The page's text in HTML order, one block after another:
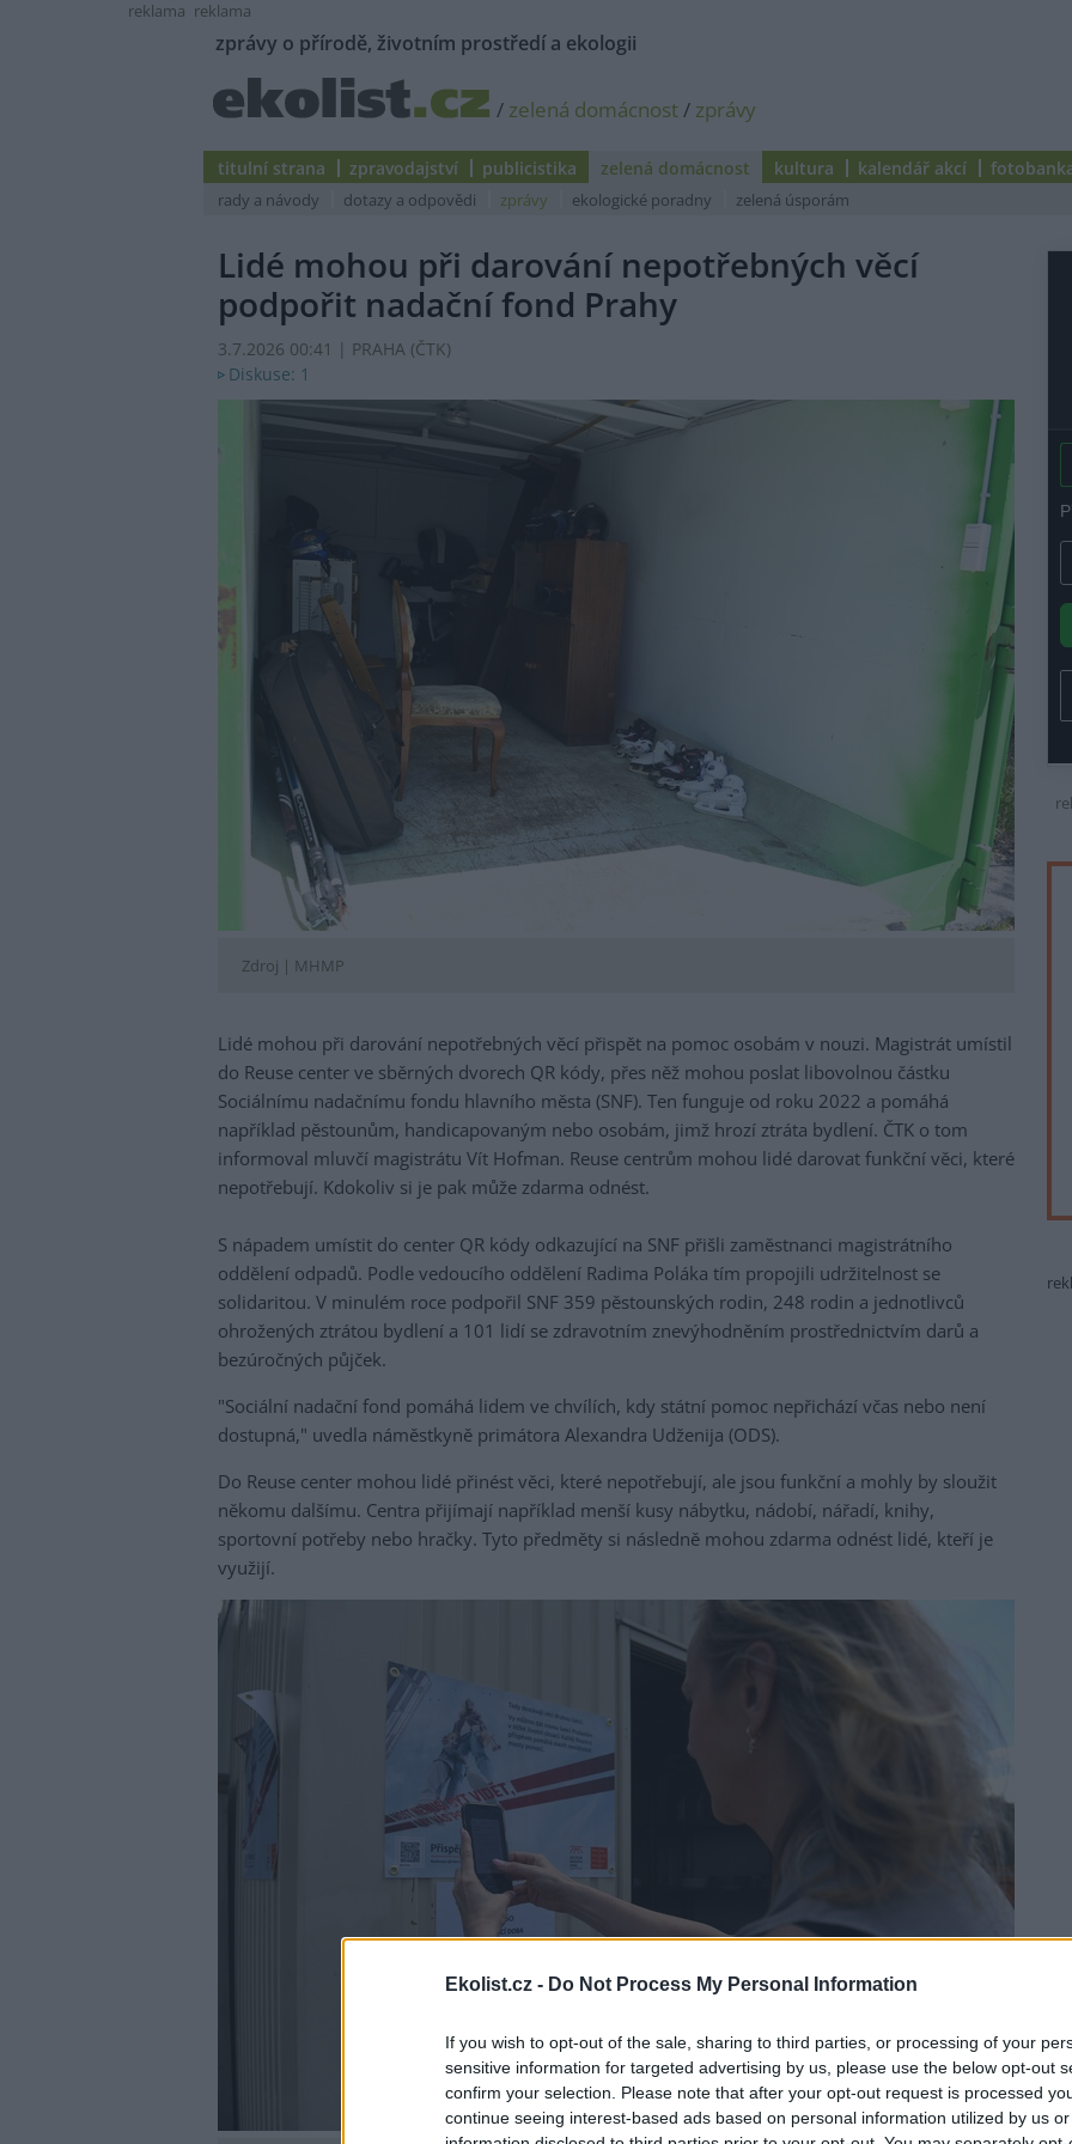
Ekolist.cz - Do Not Process My Personal Information
If you wish to opt-out of the sale, sharing to third parties, or processing of your
sensitive information for targeted advertising by us, please use the below opt-out
confirm your selection. Please note that after your opt-out request is processed
continue seeing interest-based ads based on personal information utilized by us
reklama reklama
zprávy o přírodě, životním prostředí a ekologii
/ zelená domácnost/ zprávy
titulní strana zpravodajství publicistika zelená domácnost kultura kalendář akcí
rady a návody dotazy a odpovědi zprávy ekologické poradny zelená úsporám
Lidé mohou při darování nepotřebných věcí
podpořit nadační fond Prahy
3.7.2026 00:41 | PRAHA (ČTK)
Diskuse: 1
Zdroj | MHMP
Lidé mohou při darování nepotřebných věcí přispět na pomoc osobám v nouzi. Magistrát umístil
do Reuse center ve sběrných dvorech QR kódy, přes něž mohou poslat libovolnou částku
Sociálnímu nadačnímu fondu hlavního města (SNF). Ten funguje od roku 2022 a pomáhá
například pěstounům, handicapovaným nebo osobám, jimž hrozí ztráta bydlení. ČTK o tom
informoval mluvčí magistrátu Vít Hofman. Reuse centrům mohou lidé darovat funkční věci, které
nepotřebují. Kdokoliv si je pak může zdarma odnést.
S nápadem umístit do center QR kódy odkazující na SNF přišli zaměstnanci magistrátního
oddělení odpadů. Podle vedoucího oddělení Radima Poláka tím propojili udržitelnost se
solidaritou. V minulém roce podpořil SNF 359 pěstounských rodin, 248 rodin a jednotlivců
ohrožených ztrátou bydlení a 101 lidí se zdravotním znevýhodněním prostřednictvím darů a
bezúročných půjček.
"Sociální nadační fond pomáhá lidem ve chvílích, kdy státní pomoc nepřichází včas nebo není
dostupná," uvedla náměstkyně primátora Alexandra Udženija (ODS).
Do Reuse center mohou lidé přinést věci, které nepotřebují, ale jsou funkční a mohly by sloužit
někomu dalšímu. Centra přijímají například menší kusy nábytku, nádobí, nářadí, knihy,
sportovní potřeby nebo hračky. Tyto předměty si následně mohou zdarma odnést lidé, kteří je
využijí.